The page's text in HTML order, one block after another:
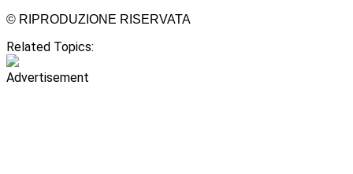
© RIPRODUZIONE RISERVATA
Related Topics:
Advertisement